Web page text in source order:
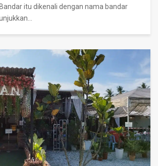
Bandar itu dikenali dengan nama bandar